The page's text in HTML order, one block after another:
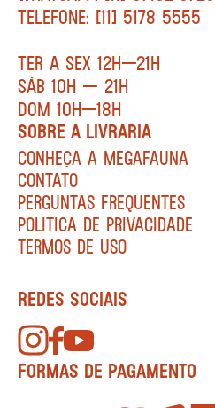
TELEFONE: [11] 5178 5555
TER A SEX 12H—21H
SÁB 10H — 21H
DOM 10H—18H
SOBRE A LIVRARIA
CONHEÇA A MEGAFAUNA
CONTATO
PERGUNTAS FREQUENTES
POLÍTICA DE PRIVACIDADE
TERMOS DE USO
REDES SOCIAIS
FORMAS DE PAGAMENTO